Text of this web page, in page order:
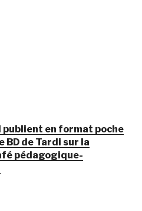
en format poche
BD de Tardi sur la
pédagogique-